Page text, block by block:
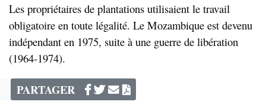
Les propriétaires de plantations utilisaient le travail
obligatoire en toute légalité. Le Mozambique est devenu
indépendant en 1975, suite à une guerre de libération
(1964-1974).
PARTAGER